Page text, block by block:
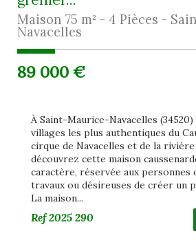
Maison 75 m² - 4 Pièces -
Navacelles
89 000 €
À Saint-Maurice-Navacelles (34520)
villages les plus authentiques du
cirque de Navacelles et de la rivière
découvrez cette maison
caractère, réservée aux personnes
travaux ou désireuses de créer un
La maison...
Ref2025 290